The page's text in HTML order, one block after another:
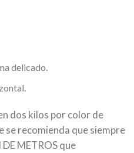
delicado.
dos kilos por color de
se recomienda que siempre
METROS que